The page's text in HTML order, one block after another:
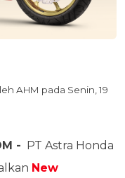
AHM pada Senin, 19
- PT Astra Honda
New